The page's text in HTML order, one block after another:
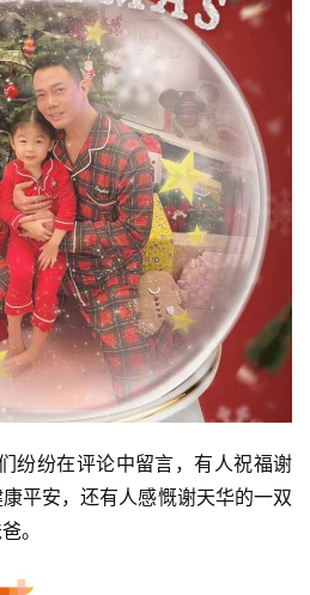
纷纷在评论中留言，有人祝福谢
平安，还有人感慨谢天华的一双
。